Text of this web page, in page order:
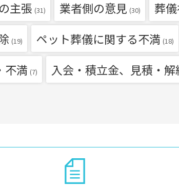
主張 (31) 業者側の意見 (30) 葬
(19) ペット葬儀に関する不満 (18)
不満 (7) 入会・積立金、見積・